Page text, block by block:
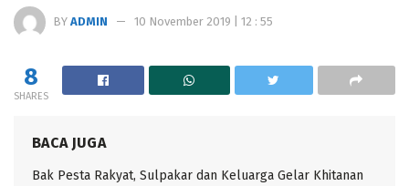
BY ADMIN 10 November 2019 | 12 : 55
8
SHARES
BACA JUGA
Bak Pesta Rakyat, Sulpakar dan Keluarga Gelar Khitanan